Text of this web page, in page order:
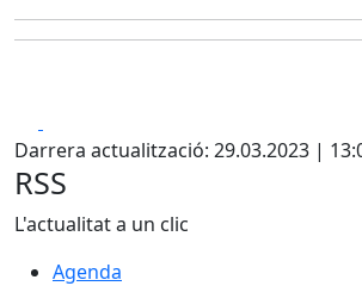
Darrera actualització: 29.03.2023 |
RSS
L'actualitat a un clic
Agenda